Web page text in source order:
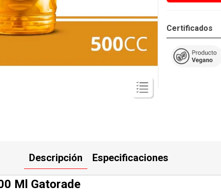
Certificados
Descripción Especificaciones
Ml Gatorade